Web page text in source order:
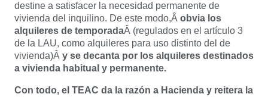
destine a satisfacer la necesidad permanente de
vivienda del inquilino. De este modo,Â obvia los
alquileres de temporadaÂ (regulados en el artículo 3
de la LAU, como alquileres para uso distinto del de
vivienda)Â y se decanta por los alquileres destinados
a vivienda habitual y permanente.
Con todo, el TEAC da la razón a Hacienda y reitera la